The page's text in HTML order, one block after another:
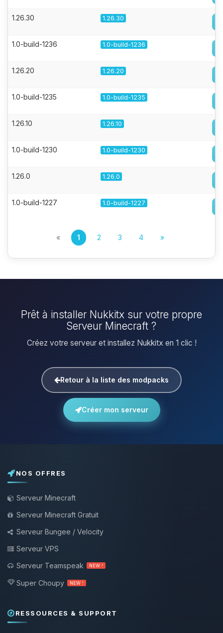
1.26.30 1.26.30
1.0-build-1236 1.0-build-1236
1.26.20 1.26.20
1.0-build-1235 1.0-build-1235
1.26.10 1.26.10
1.0-build-1230 1.0-build-1230
1.26.0 1.26.0
1.0-build-1227 1.0-build-1227
« 1 2 3 4 »
Prêt à installer Nukkitx sur votre propre
Serveur Minecraft ?
Créez votre serveur et installez Nukkitx en 1 clic !
Retour à la liste des modpacks
Créer mon serveur
NOS OFFRES
Serveur Minecraft
Serveur Minecraft Gratuit
Serveur Bungee / Velocity
Serveur VPS
Serveur Teamspeak
NEW !
Super Choupy NEW !
RESSOURCES & SUPPORT